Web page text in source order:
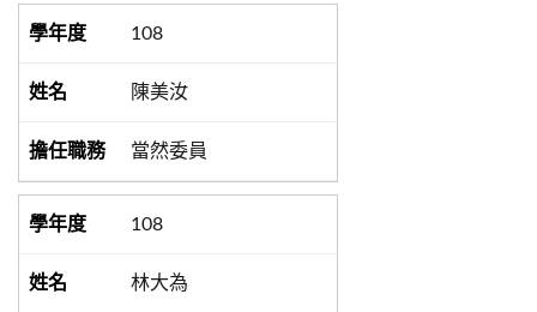
108
陳美汝
當然委員
108
林大為